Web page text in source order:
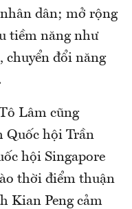
dân; mở rộng
tiềm năng như
chuyển đổi năng
Lâm cũng
Quốc hội Trần
hội Singapore
thời điểm thuận
Kian Peng cảm